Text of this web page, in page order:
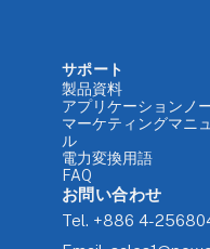
サポート
製品資料
アプリケーションノ
マーケティングマニ
ル
電力変換用語
FAQ
お問い合わせ
Tel. +886 4-